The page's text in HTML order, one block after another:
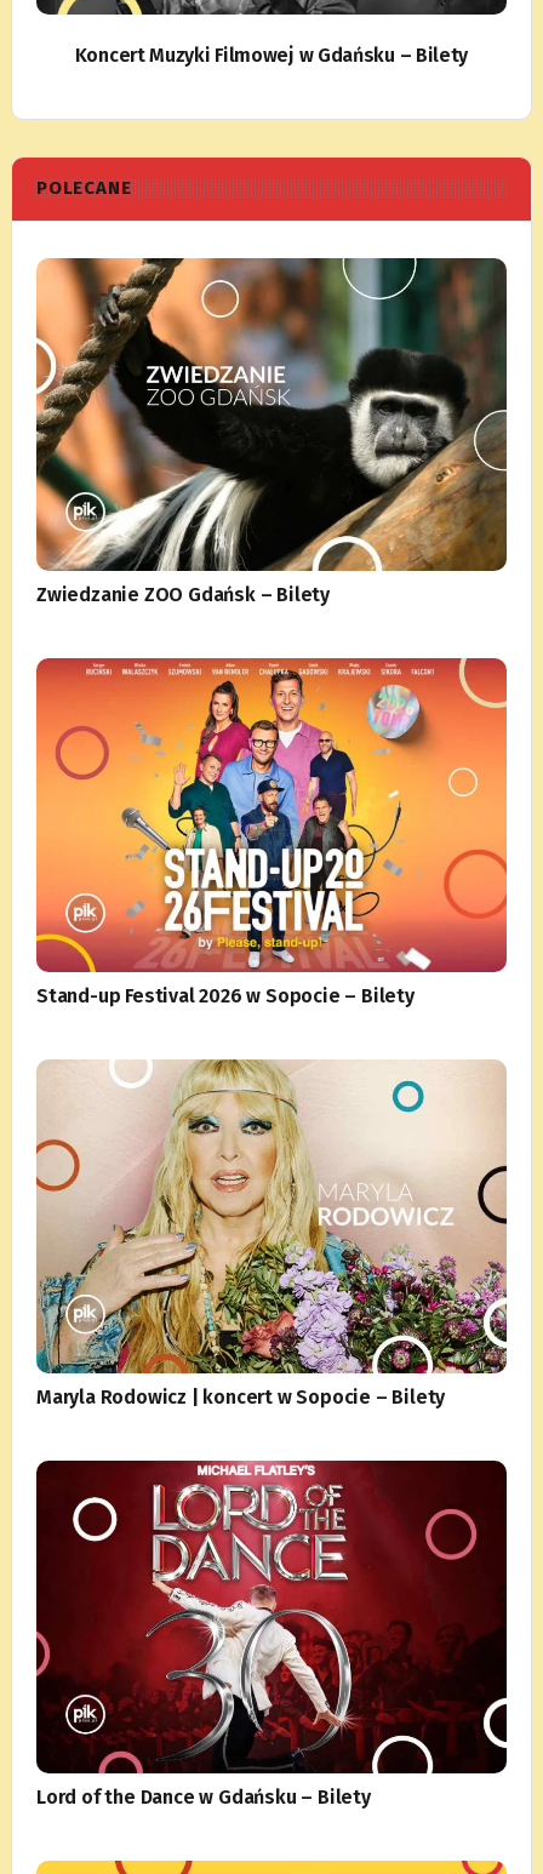
Koncert Muzyki Filmowej w Gdańsku – Bilety
POLECANE
Zwiedzanie ZOO Gdańsk – Bilety
Stand-up Festival 2026 w Sopocie – Bilety
Maryla Rodowicz | koncert w Sopocie – Bilety
Lord of the Dance w Gdańsku – Bilety